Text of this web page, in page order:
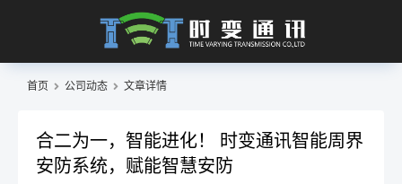
首页 公司动态 文章详情
合二为一，智能进化！ 时变通讯智能周界
安防系统，赋能智慧安防